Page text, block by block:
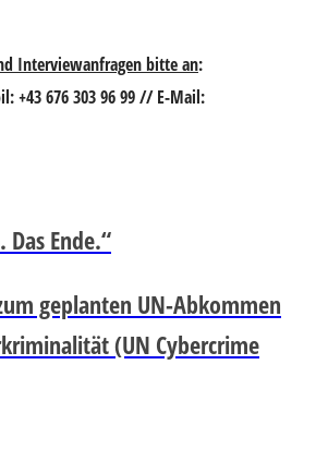
Interviewanfragen bitte an:
+43 676 303 96 99 // E-Mail:
Das Ende.“
geplanten UN-Abkommen
(UN Cybercrime